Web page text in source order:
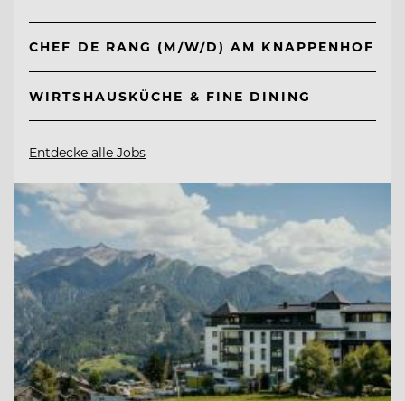
CHEF DE RANG (M/W/D) AM KNAPPENHOF
WIRTSHAUSKÜCHE & FINE DINING
Entdecke alle Jobs